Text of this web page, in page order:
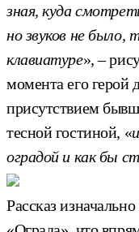
зная, куда
но звуков не было,
клавиатуре», –
момента его герой
присутствием
тесной гостиной, «
оградой и как бы
Рассказ